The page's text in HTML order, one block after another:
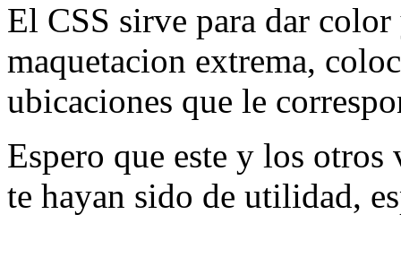
El CSS sirve para dar
maquetacion extrema,
ubicaciones que le
Espero que este y los otros
te hayan sido de utilidad,